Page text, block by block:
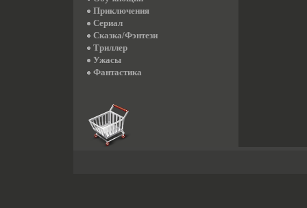
Приключения
Сериал
Сказка/Фэнтези
Триллер
Ужасы
Фантастика